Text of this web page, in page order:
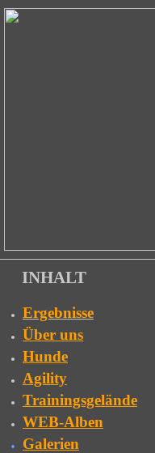
INHALT
Ergebnisse
Über uns
Hunde
Agility
Trainingsgelände
WEB-Alben
Galerien